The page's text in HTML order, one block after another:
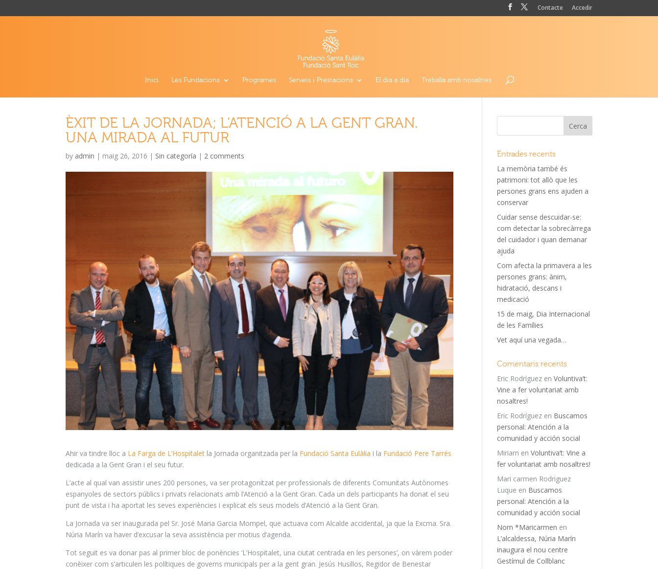
Contacte Accedir
Inici Les Fundacions Programes Serveis i Prestacions El dia a dia Treballa amb nosaltres
ÈXIT DE LA JORNADA; L’ATENCIÓ A LA GENT GRAN.
UNA MIRADA AL FUTUR
by admin | maig 26, 2016 | Sin categoría | 2 comments
Ahir va tindre lloc a La Farga de L’Hospitalet la Jornada organitzada per la Fundació Santa Eulàlia i la Fundació Pere Tarrés
dedicada a la Gent Gran i el seu futur.
L’acte al qual van assistir unes 200 persones, va ser protagonitzat per professionals de diferents Comunitats Autònomes
espanyoles de sectors públics i privats relacionats amb l’Atenció a la Gent Gran. Cada un dels participants ha donat el seu
punt de vista i ha aportat les seves experiències i explicat els seus models d’Atenció a la Gent Gran.
La Jornada va ser inaugurada pel Sr. José Maria Garcia Mompel, que actuava com Alcalde accidental, ja que la Excma. Sra.
Núria Marín va haver d’excusar la seva assistència per motius d’agenda.
Tot seguit es va donar pas al primer bloc de ponències ‘L’Hospitalet, una ciutat centrada en les persones’, on vàrem poder
conèixer com s’articulen les polítiques de governs municipals per a la gent gran. Jesús Husillos, Regidor de Benestar
Entrades recents
La memòria també és
patrimoni: tot allò que les
persones grans ens ajuden a
conservar
Cuidar sense descuidar-se:
com detectar la sobrecàrrega
del cuidador i quan demanar
ajuda
Com afecta la primavera a les
persones grans: ànim,
hidratació, descans i
medicació
15 de maig, Dia Internacional
de les Famílies
Vet aquí una vegada…
Comentaris recents
Eric Rodríguez enVoluntiva’t:
Vine a fer voluntariat amb
nosaltres!
Eric Rodríguez en Buscamos
personal: Atención a la
comunidad y acción social
Miriam enVoluntiva’t: Vine a
fer voluntariat amb nosaltres!
Mari carmen Rodriguez
Luque en Buscamos
personal: Atención a la
comunidad y acción social
Nom *Maricarmen en
L’alcaldessa, Núria Marín
inaugura el nou centre
Gestímul de Collblanc